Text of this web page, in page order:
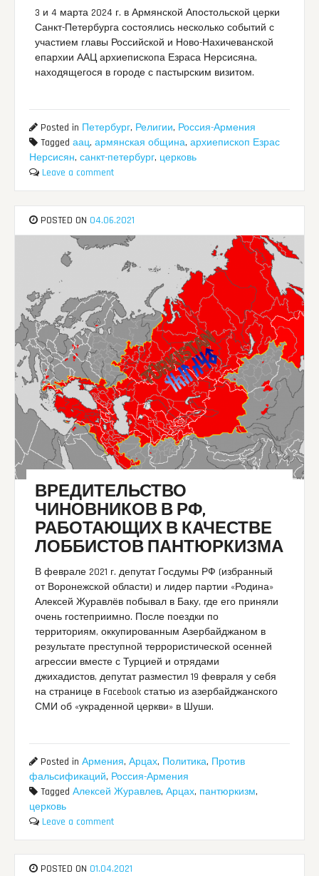
3 и 4 марта 2024 г. в Армянской Апостольской церки
Санкт-Петербурга состоялись несколько событий с
участием главы Российской и Ново-Нахичеванской
епархии ААЦ архиепископа Езраса Нерсисяна,
находящегося в городе с пастырским визитом.
Posted in Петербург, Религии, Россия-Армения
Taggedаац,армянская община,архиепископ Езрас
Нерсисян,санкт-петербург, церковь
Leave a comment
POSTED ON 04.06.2021
ВРЕДИТЕЛЬСТВО
ЧИНОВНИКОВ В РФ,
РАБОТАЮЩИХ В КАЧЕСТВЕ
ЛОББИСТОВ ПАНТЮРКИЗМА
В феврале 2021 г. депутат Госдумы РФ (избранный
от Воронежской области) и лидер партии «Родина»
Алексей Журавлёв побывал в Баку, где его приняли
очень гостеприимно. После поездки по
территориям, оккупированным Азербайджаном в
результате преступной террористической осенней
агрессии вместе с Турцией и отрядами
джихадистов, депутат разместил 19 февраля у себя
на странице в Facebook статью из азербайджанского
СМИ об «украденной церкви» в Шуши.
Posted inАрмения,Арцах, Политика, Против
фальсификаций, Россия-Армения
TaggedАлексей Журавлев,Арцах, пантюркизм,
церковь
Leave a comment
POSTED ON 01.04.2021